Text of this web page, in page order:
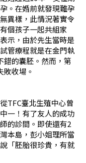
。在婚前就發現難孕
異樣，此情況著實令
個孩子一起共組家
示，由於先生當時是
管療程就是在金門執
錯的囊胚。然而，第
收場。
TFC臺北生殖中心曾
一！有了友人的成功
的診間。即使還有2
本島，彭小姐理所當
「胚胎很珍貴，有就